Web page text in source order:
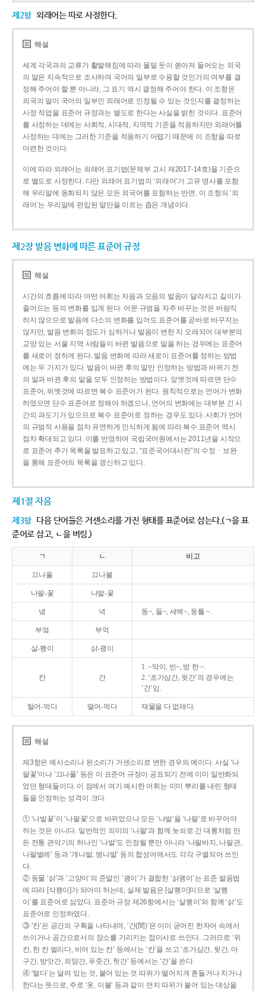
제2항 외래어는 따로 사정한다.
해설
세계 각국과의 교류가 활발해짐에 따라 물밀 듯이 쏟아져 들어오는 외국
의 말은 지속적으로 조사하여 국어의 일부로 수용할 것인가의 여부를 결
정해 주어야 할 뿐 아니라, 그 표기 역시 결정해 주어야 한다. 이 조항은
외국의 말이 국어의 일부인 외래어로 인정될 수 있는 것인지를 결정하는
사정 작업을 표준어 규정과는 별도로 한다는 사실을 밝힌 것이다. 표준어
를 사정하는 데에는 사회적, 시대적, 지역적 기준을 적용하지만 외래어를
사정하는 데에는 그러한 기준을 적용하기 어렵기 때문에 이 조항을 따로
마련한 것이다.
이에 따라 외래어는 외래어 표기법(문체부 고시 제2017-14호)을 기준으
로 별도로 사정한다. 다만 외래어 표기법의 ‘외래어’가 고유 명사를 포함
해 우리말에 동화되지 않은 모든 외국어를 포함하는 반면, 이 조항의 ‘외
래어’는 우리말에 편입된 말만을 이르는 좁은 개념이다.
제2장 발음 변화에 따른 표준어 규정
해설
시간의 흐름에 따라 어떤 어휘는 자음과 모음의 발음이 달라지고 길이가
줄어드는 등의 변화를 입게 된다. 어문 규범을 자주 바꾸는 것은 바람직
하지 않으므로 발음에 다소의 변화를 입어도 표준어를 곧바로 바꾸지는
않지만, 발음 변화의 정도가 심하거나 발음이 변한 지 오래되어 대부분의
교양 있는 서울 지역 사람들이 바뀐 발음으로 말을 하는 경우에는 표준어
를 새로이 정하게 된다. 발음 변화에 따라 새로이 표준어를 정하는 방법
에는 두 가지가 있다. 발음이 바뀐 후의 말만 인정하는 방법과 바뀌기 전
의 말과 바뀐 후의 말을 모두 인정하는 방법이다. 앞엣것에 따르면 단수
표준어, 뒤엣것에 따르면 복수 표준어가 된다. 원칙적으로는 언어가 변화
하였으면 단수 표준어로 정해야 하겠으나, 언어의 변화에는 대부분 긴 시
간의 과도기가 있으므로 복수 표준어로 정하는 경우도 있다. 사회가 언어
의 규범적 사용을 점차 유연하게 인식하게 됨에 따라 복수 표준어 역시
점차 확대되고 있다. 이를 반영하여 국립국어원에서는 2011년을 시작으
로 표준어 추가 목록을 발표하고 있고, “표준국어대사전”의 수정ㆍ보완
을 통해 표준어의 목록을 갱신하고 있다.
제1절 자음
제3항 다음 단어들은 거센소리를 가진 형태를 표준어로 삼는다.(ㄱ을 표
준어로 삼고, ㄴ을 버림.)
ㄱ ㄴ 비고
끄나풀 끄나불
나팔-꽃 나발-꽃
녘 녁 동~, 들~, 새벽~, 동틀 ~.
부엌 부억
살-쾡이 삵-괭이
칸 간
1. ~막이, 빈~, 방 한 ~.
2. ‘초가삼간, 윗간’의 경우에는
‘간’임.
털어-먹다 떨어-먹다 재물을 다 없애다.
해설
제3항은 예사소리나 된소리가 거센소리로 변한 경우의 예이다. 사실 ‘나
팔꽃’이나 ‘끄나풀’ 등은 이 표준어 규정이 공표되기 전에 이미 일반화되
었던 형태들이다. 이 점에서 여기 예시한 어휘는 이미 뿌리를 내린 형태
들을 인정하는 성격이 크다.
① ‘나발꽃’이 ‘나팔꽃’으로 바뀌었으나 모든 ‘나발’을 ‘나팔’로 바꾸어야
하는 것은 아니다. 일반적인 의미의 ‘나팔’과 함께 놋쇠로 긴 대롱처럼 만
든 전통 관악기의 하나인 ‘나발’도 인정될 뿐만 아니라 ‘나팔바지, 나팔관,
나팔벌레’ 등과 ‘개나발, 병나발’ 등의 합성어에서도 각각 구별되어 쓰인
다.
② 동물 ‘삵’과 ‘고양이’의 준말인 ‘괭이’가 결합한 ‘삵괭이’는 표준 발음법
에 따라 [삭꽹이]가 되어야 하는데, 실제 발음은 [살쾡이]이므로 ‘살쾡
이’를 표준어로 삼았다. 표준어 규정 제26항에서는 ‘살쾡이’와 함께 ‘삵’도
표준어로 인정하였다.
③ ‘칸’은 공간의 구획을 나타내며, ‘간(間)’은 이미 굳어진 한자어 속에서
쓰이거나 공간으로서의 장소를 가리키는 접미사로 쓰인다. 그러므로 ‘위
칸, 한 칸 벌리다, 비어 있는 칸’ 등에서는 ‘칸’을 쓰고 ‘초가삼간, 뒷간, 마
구간, 방앗간, 외양간, 푸줏간, 헛간’ 등에서는 ‘간’을 쓴다.
④ ‘털다’는 달려 있는 것, 붙어 있는 것 따위가 떨어지게 흔들거나 치거나
한다는 뜻으로, 주로 ‘옷, 이불’ 등과 같이 먼지 따위가 붙어 있는 대상을